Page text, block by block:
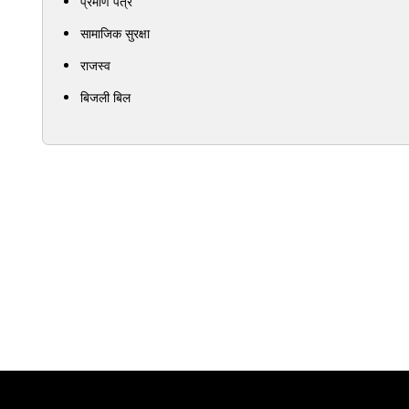
सामाजिक सुरक्षा
राजस्व
बिजली बिल